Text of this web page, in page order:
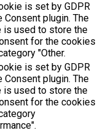
is set by GDPR
Consent plugin. The
is used to store the
for the cookies
"Other.
is set by GDPR
Consent plugin. The
is used to store the
for the cookies